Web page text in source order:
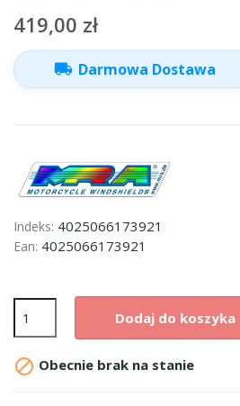
419,00 zł
local_shipping Darmowa Dostawa
Indeks: 4025066173921
Ean: 4025066173921
Dodaj do koszyka
 Obecnie brak na stanie